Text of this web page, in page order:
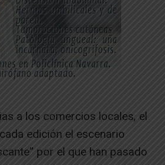
a los comercios locales, el
edición el escenario
por el que han pasado